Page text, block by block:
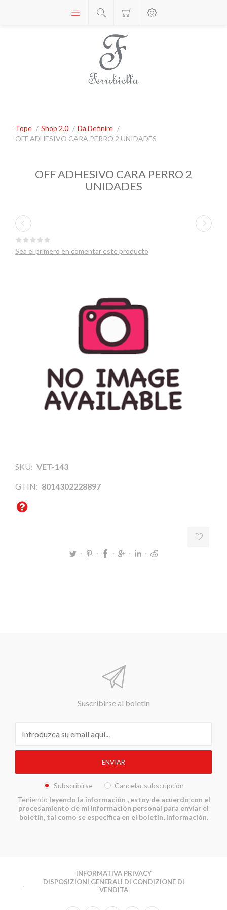
Tope / Shop 2.0 / Da Definire /
OFF ADHESIVO CARA PERRO 2 UNIDADES
OFF ADHESIVO CARA PERRO 2
UNIDADES
Sea el primero en comentar este producto
SKU: VET-143
GTIN: 8014302228897
Suscribirse al boletín
Subscribirse
Cancelar subscripción
Teniendo leyendo la información , estoy de acuerdo con el
procesamiento de mi información personal para enviar el
boletín, tal como se especifica en el boletín, información.
INFORMATIVA PRIVACY
DISPOSIZIONI GENERALI DI CONDIZIONE DI
VENDITA